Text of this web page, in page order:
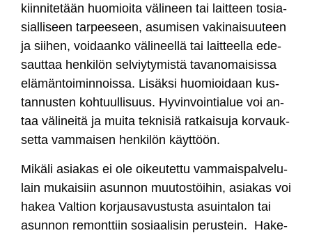
kiin­ni­te­tään huo­mioi­ta vä­li­neen tai lait­teen to­sia­
sial­li­seen tar­pee­seen, asu­mi­sen va­ki­nai­suu­teen
ja sii­hen, voi­daan­ko vä­li­neel­lä tai lait­teel­la ede­
saut­taa hen­ki­lön sel­viy­ty­mis­tä ta­va­no­mai­sis­sa
elä­män­toi­min­nois­sa. Li­säk­si huo­mioi­daan kus­
tan­nus­ten koh­tuul­li­suus. Hy­vin­voin­tia­lue voi an­
taa vä­li­nei­tä ja mui­ta tek­ni­siä rat­kai­su­ja kor­vauk­
set­ta vam­mai­sen hen­ki­lön käyt­töön.
Mi­kä­li asia­kas ei ole oi­keu­tet­tu vam­mais­pal­ve­lu­
lain mu­kai­siin asun­non muu­tos­töi­hin, asia­kas voi
ha­kea Val­tion kor­jau­sa­vus­tus­ta asuin­ta­lon tai
asun­non re­mont­tiin so­siaa­li­sin pe­rus­tein. Ha­ke­